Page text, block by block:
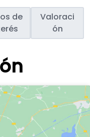
de
Valoraci
ón